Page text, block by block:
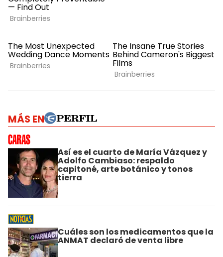
MÁS EN
Así es el cuarto de María Vázquez y
Adolfo Cambiaso: respaldo
capitoné, arte botánico y tonos
tierra
Cuáles son los medicamentos que la
ANMAT declaró de venta libre